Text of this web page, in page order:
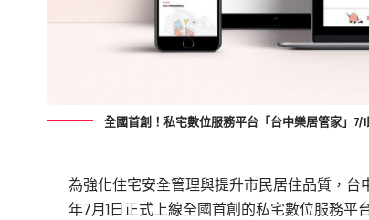
全國首創！私宅數位服務平台「台中樂居管家」7/
為強化住宅安全管理與提升市民居住品質，
年7月1日正式上線全國首創的私宅數位服務